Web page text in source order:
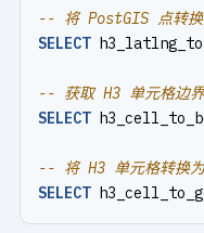
SELECT
SELECT
SELECT